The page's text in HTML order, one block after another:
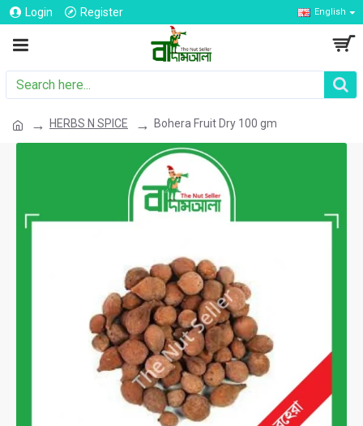
Login Register English
HERBS N SPICE Bohera Fruit Dry 100 gm